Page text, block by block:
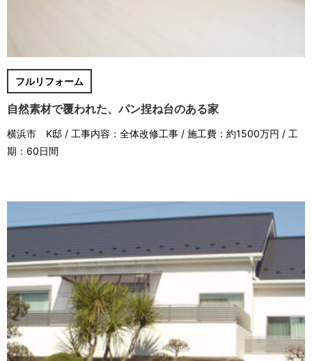
フルリフォーム
自然素材で覆われた、パン捏ね台のある家
横浜市 K邸 / 工事内容：全体改修工事 / 施工費：約1500万円 / 工
期：60日間